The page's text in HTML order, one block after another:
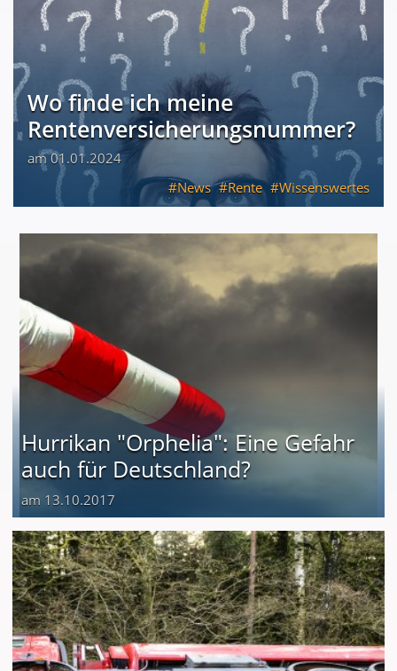
Wo finde ich meine
Rentenversicherungsnummer?
am 01.01.2024
News
Rente Wissenswertes
Hurrikan "Orphelia": Eine Gefahr
auch für Deutschland?
am 13.10.2017